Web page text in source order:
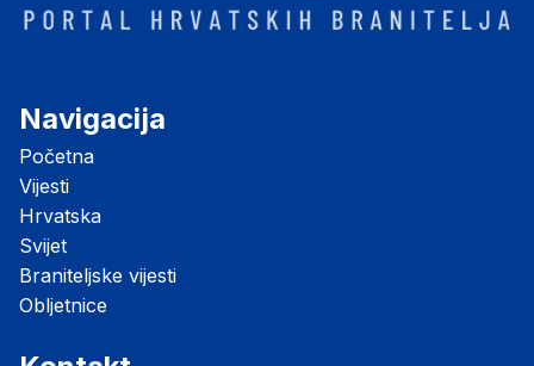
Navigacija
Početna
Vijesti
Hrvatska
Svijet
Braniteljske vijesti
Obljetnice